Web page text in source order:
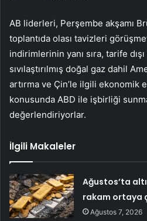
AB liderleri, Perşembe akşamı
toplantıda olası tavizleri
indirimlerinin yanı sıra, tarife
sıvılaştırılmış doğal gaz dahil
artırma ve Çin’le ilgili ekonomik
konusunda ABD ile işbirliği
değerlendiriyorlar.
İlgili Makaleler
Ağustos’ta
rakam ortaya
Ağustos 7, 2026